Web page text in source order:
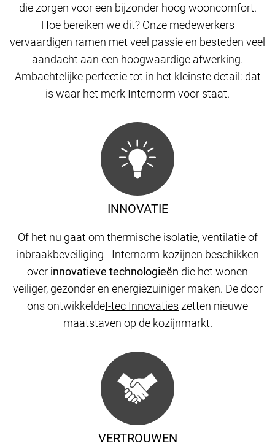
die zorgen voor een bijzonder hoog wooncomfort.
Hoe bereiken we dit? Onze medewerkers
vervaardigen ramen met veel passie en besteden veel
aandacht aan een hoogwaardige afwerking.
Ambachtelijke perfectie tot in het kleinste detail: dat
is waar het merk Internorm voor staat.
VERTROUWEN
INNOVATIE
Of het nu gaat om thermische isolatie, ventilatie of
inbraakbeveiliging - Internorm-kozijnen beschikken
over innovatieve technologieën die het wonen
veiliger, gezonder en energiezuiniger maken. De door
ons ontwikkeldeI-tec Innovaties zetten nieuwe
maatstaven op de kozijnmarkt.